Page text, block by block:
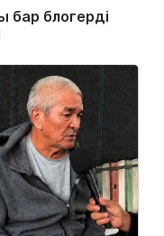
блогерді